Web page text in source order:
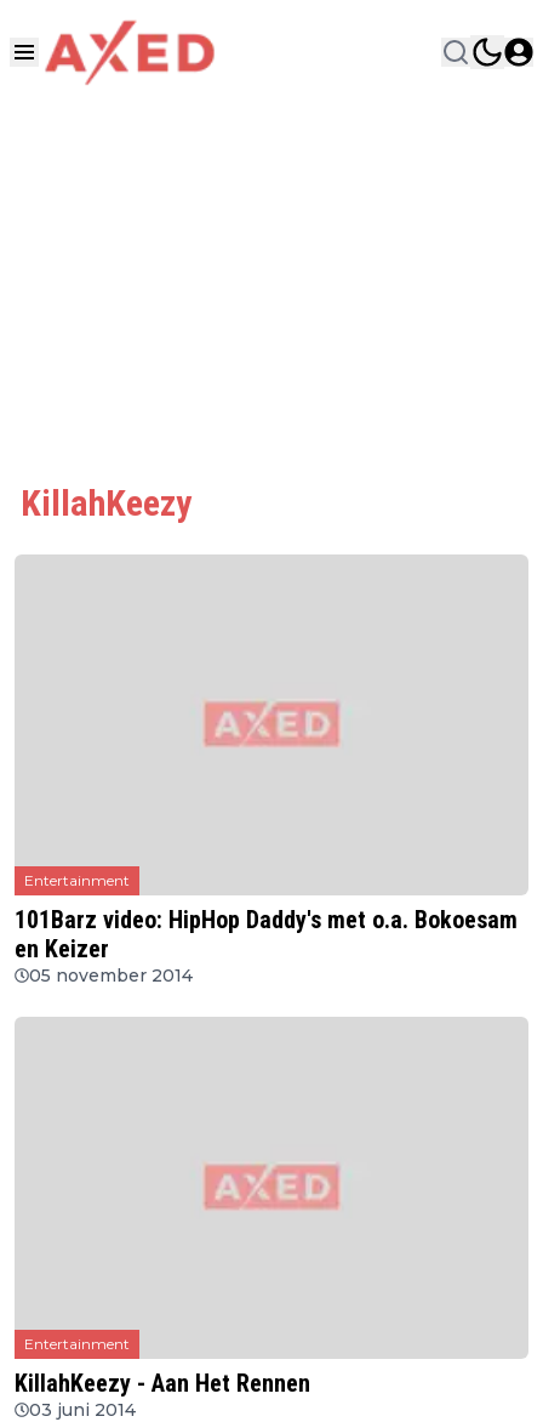
KillahKeezy
Entertainment
101Barz video: HipHop Daddy's met o.a. Bokoesam
en Keizer
05 november 2014
Entertainment
KillahKeezy - Aan Het Rennen
03 juni 2014